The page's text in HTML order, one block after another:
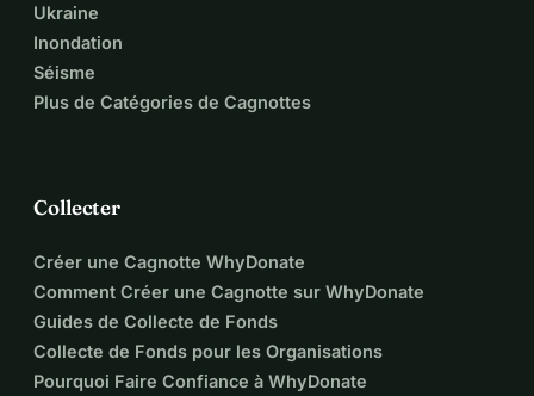
Ukraine
Inondation
Séisme
Plus de Catégories de Cagnottes
Collecter
Créer une Cagnotte WhyDonate
Comment Créer une Cagnotte sur WhyDonate
Guides de Collecte de Fonds
Collecte de Fonds pour les Organisations
Pourquoi Faire Confiance à WhyDonate